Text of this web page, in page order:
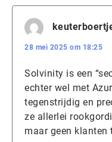
28 mei 2025 om 18:25
Solvinity is een
echter wel met
tegenstrijdig en
ze allerlei
maar geen klanten